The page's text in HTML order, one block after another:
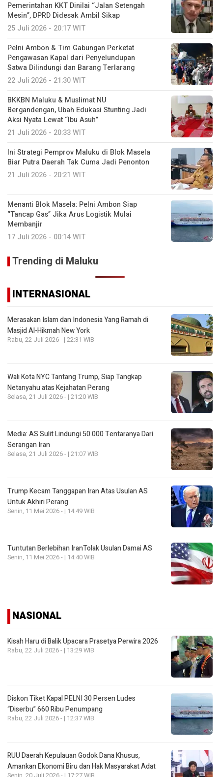
Pemerintahan KKT Dinilai “Jalan Setengah
Mesin”, DPRD Didesak Ambil Sikap
25 Juli 2026 - 20:17 WIT
Pelni Ambon & Tim Gabungan Perketat
Pengawasan Kapal dari Penyelundupan
Satwa Dilindungi dan Barang Terlarang
22 Juli 2026 - 21:30 WIT
BKKBN Maluku & Muslimat NU
Bergandengan, Ubah Edukasi Stunting Jadi
Aksi Nyata Lewat “Ibu Asuh”
21 Juli 2026 - 20:33 WIT
Ini Strategi Pemprov Maluku di Blok Masela
Biar Putra Daerah Tak Cuma Jadi Penonton
21 Juli 2026 - 20:21 WIT
Menanti Blok Masela: Pelni Ambon Siap
“Tancap Gas” Jika Arus Logistik Mulai
Membanjir
17 Juli 2026 - 00:14 WIT
Trending di Maluku
INTERNASIONAL
Merasakan Islam dan Indonesia Yang Ramah di
Masjid Al-Hikmah New York
Rabu, 22 Juli 2026 - | 22:31 WIB
Wali Kota NYC Tantang Trump, Siap Tangkap
Netanyahu atas Kejahatan Perang
Selasa, 21 Juli 2026 - | 21:20 WIB
Media: AS Sulit Lindungi 50.000 Tentaranya Dari
Serangan Iran
Selasa, 21 Juli 2026 - | 21:07 WIB
Trump Kecam Tanggapan Iran Atas Usulan AS
Untuk Akhiri Perang
Senin, 11 Mei 2026 - | 14:49 WIB
Tuntutan Berlebihan IranTolak Usulan Damai AS
Senin, 11 Mei 2026 - | 14:40 WIB
NASIONAL
Kisah Haru di Balik Upacara Prasetya Perwira 2026
Rabu, 22 Juli 2026 - | 13:29 WIB
Diskon Tiket Kapal PELNI 30 Persen Ludes
“Diserbu” 660 Ribu Penumpang
Rabu, 22 Juli 2026 - | 12:37 WIB
RUU Daerah Kepulauan Godok Dana Khusus,
Amankan Ekonomi Biru dan Hak Masyarakat Adat